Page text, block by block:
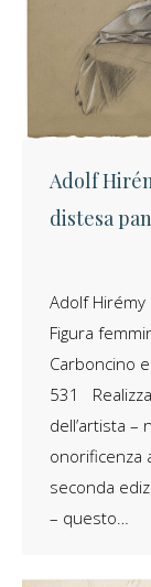
Adolf
distesa
Adolf Hirémy
Figura
Carboncino
531
dell’artista –
onorificenza
seconda
– questo…